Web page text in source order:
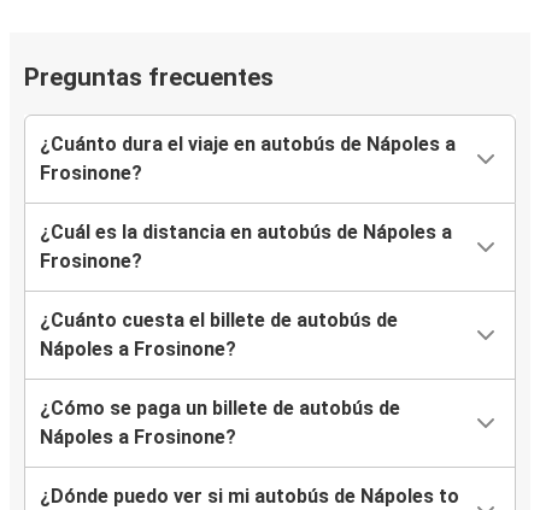
Preguntas frecuentes
¿Cuánto dura el viaje en autobús de Nápoles a
Frosinone?
¿Cuál es la distancia en autobús de Nápoles a
Frosinone?
¿Cuánto cuesta el billete de autobús de
Nápoles a Frosinone?
¿Cómo se paga un billete de autobús de
Nápoles a Frosinone?
¿Dónde puedo ver si mi autobús de Nápoles to